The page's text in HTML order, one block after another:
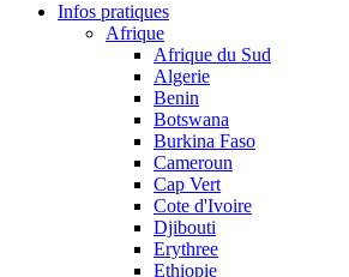
Infos pratiques
Afrique
Afrique du Sud
Algerie
Benin
Botswana
Burkina Faso
Cameroun
Cap Vert
Cote d'Ivoire
Djibouti
Erythree
Ethiopie